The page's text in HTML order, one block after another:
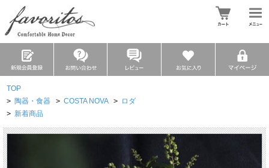
TOP
> 陶器・食器 > COSTA NOVA > ロダ
> 新着商品